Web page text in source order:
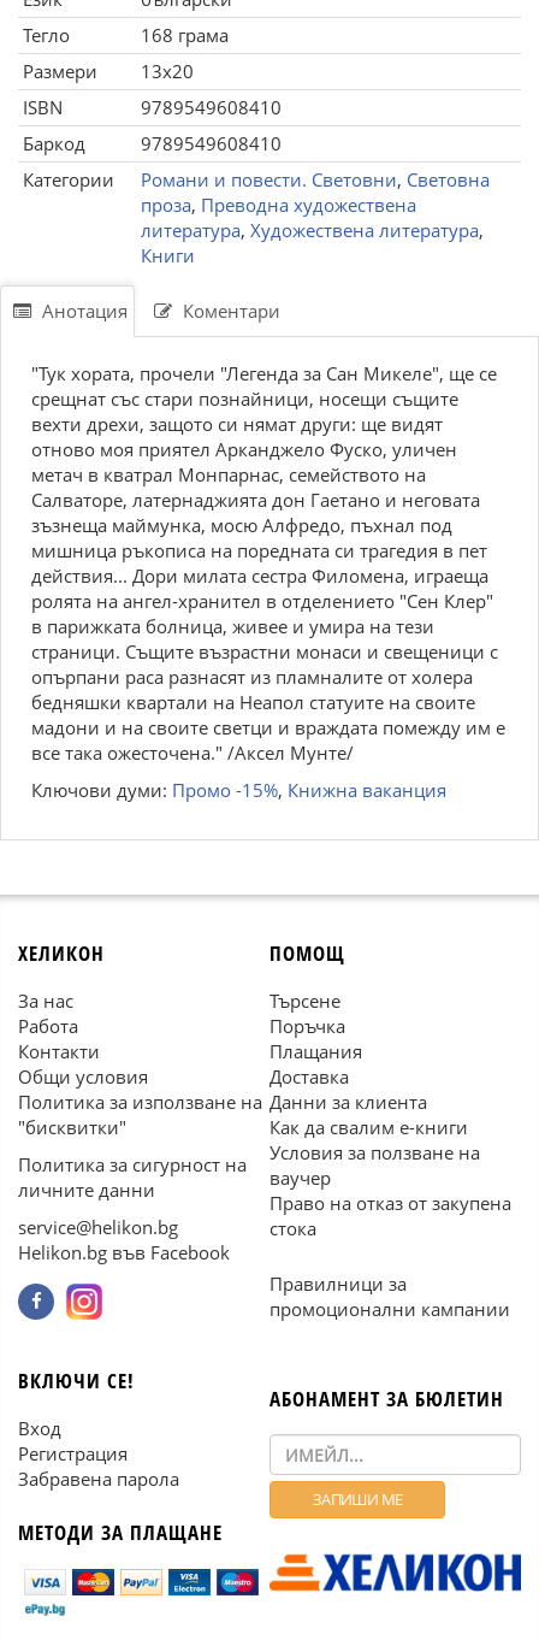
Тегло
168 грама
Размери
13x20
ISBN
9789549608410
Баркод
9789549608410
Категории
Романи и повести. Световни, Световна
проза, Преводна художествена
литература, Художествена литература,
Книги
Анотация Коментари
"Тук хората, прочели "Легенда за Сан Микеле", ще се
срещнат със стари познайници, носещи същите
вехти дрехи, защото си нямат други: ще видят
отново моя приятел Арканджело Фуско, уличен
метач в кватрал Монпарнас, семейството на
Салваторе, латернаджията дон Гаетано и неговата
зъзнеща маймунка, мосю Алфредо, пъхнал под
мишница ръкописа на поредната си трагедия в пет
действия... Дори милата сестра Филомена, играеща
ролята на ангел-хранител в отделението "Сен Клер"
в парижката болница, живее и умира на тези
страници. Същите възрастни монаси и свещеници с
опърпани раса разнасят из пламналите от холера
бедняшки квартали на Неапол статуите на своите
мадони и на своите светци и враждата помежду им е
все така ожесточена." /Аксел Мунте/
Ключови думи: Промо -15%, Книжна ваканция
ХЕЛИКОН
За нас
Работа
Контакти
Общи условия
Политика за използване на
"бисквитки"
Политика за сигурност на
личните данни
service@helikon.bg
Helikon.bg във Facebook
ПОМОЩ
Търсене
Поръчка
Плащания
Доставка
Данни за клиента
Как да свалим е-книги
Условия за ползване на
ваучер
Право на отказ от закупена
стока
Правилници за
промоционални кампании
ВКЛЮЧИ СЕ!
Вход
Регистрация
Забравена парола
МЕТОДИ ЗА ПЛАЩАНЕ
АБОНАМЕНТ ЗА БЮЛЕТИН